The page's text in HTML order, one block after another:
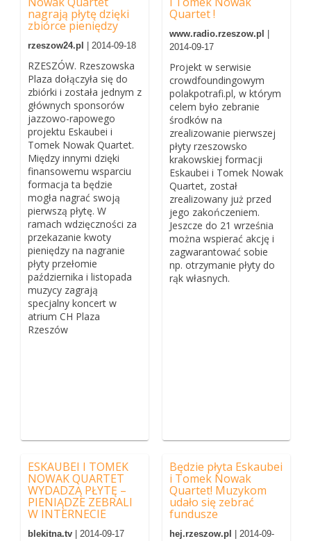
nagrają płytę dzięki
zbiórce pieniędzy
rzeszow24.pl | 2014-09-18
RZESZÓW. Rzeszowska
Plaza dołączyła się do
zbiórki i została jednym z
głównych sponsorów
jazzowo-rapowego
projektu Eskaubei i
Tomek Nowak Quartet.
Między innymi dzięki
finansowemu wsparciu
formacja ta będzie
mogła nagrać swoją
pierwszą płytę. W
ramach wdzięczności za
przekazanie kwoty
pieniędzy na nagranie
płyty przełomie
października i listopada
muzycy zagrają
specjalny koncert w
atrium CH Plaza
Rzeszów
Quartet !
www.radio.rzeszow.pl
2014-09-17
Projekt w serwisie
crowdfoundingowym
polakpotrafi.pl, w którym
celem było zebranie
środków na
zrealizowanie pierwszej
płyty rzeszowsko
krakowskiej formacji
Eskaubei i Tomek Nowak
Quartet, został
zrealizowany już przed
jego zakończeniem.
Jeszcze do 21 września
można wspierać akcję i
zagwarantować sobie
np. otrzymanie płyty do
rąk własnych.
ESKAUBEI I TOMEK
NOWAK QUARTET
WYDADZĄ PŁYTĘ –
PIENIĄDZE ZEBRALI
W INTERNECIE
blekitna.tv| 2014-09-17
Będzie płyta Eskaubei
i Tomek Nowak
Quartet! Muzykom
udało się zebrać
fundusze
hej.rzeszow.pl
| 2014-09-